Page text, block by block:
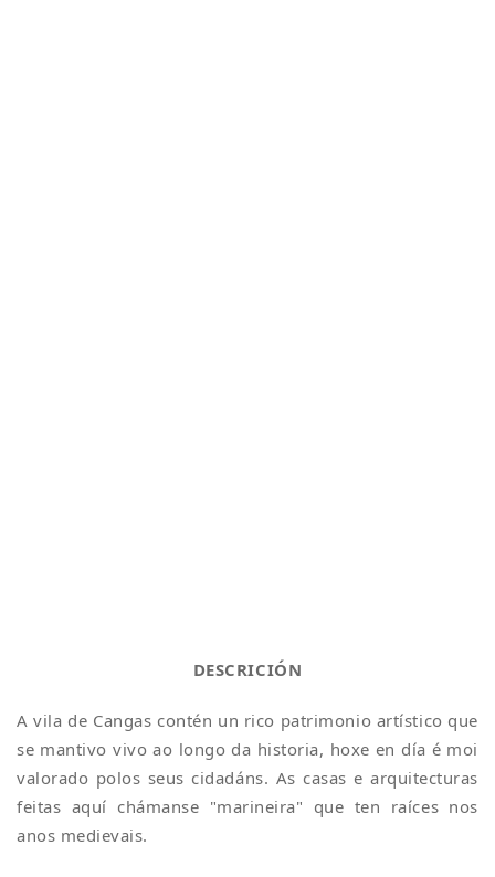
DESCRICIÓN
A vila de Cangas contén un rico patrimonio artístico que
se mantivo vivo ao longo da historia, hoxe en día é moi
valorado polos seus cidadáns. As casas e arquitecturas
feitas aquí chámanse "marineira" que ten raíces nos
anos medievais.